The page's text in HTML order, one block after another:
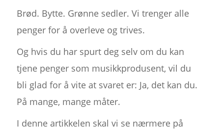
Brød. Bytte. Grønne sedler. Vi trenger alle
penger for å overleve og trives.
Og hvis du har spurt deg selv om du kan
tjene penger som musikkprodusent, vil du
bli glad for å vite at svaret er: Ja, det kan du.
På mange, mange måter.
I denne artikkelen skal vi se nærmere på